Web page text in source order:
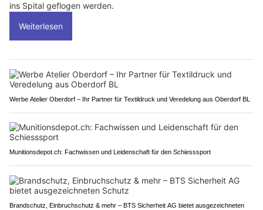
ins Spital geflogen werden.
Weiterlesen
Werbe Atelier Oberdorf – Ihr Partner für Textildruck und Veredelung aus Oberdorf BL
Munitionsdepot.ch: Fachwissen und Leidenschaft für den Schiesssport
Brandschutz, Einbruchschutz & mehr – BTS Sicherheit AG bietet ausgezeichneten